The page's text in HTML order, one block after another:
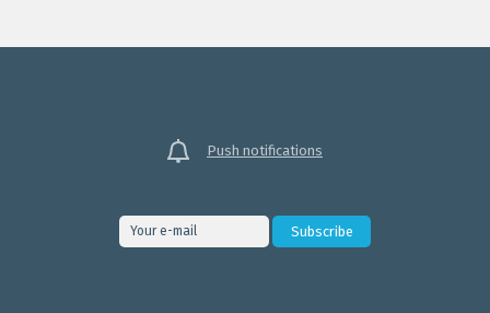
Push notifications